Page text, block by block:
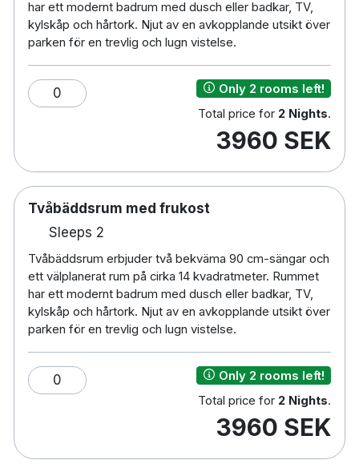
Restaurang
Gratis parkering
Laddstation för elbilar
Husdjursvänligt (
350
Extrasäng
Te/kaffepå
TV
Minibar
Hårtork
har ett modernt badrum med dusch eller badkar, TV,
kylskåp och hårtork. Njut av en avkopplande utsikt över
parken för en trevlig och lugn vistelse.
0
Only 2 rooms left!
Total price for 2 Nights.
3960 SEK
Tvåbäddsrum med frukost
Sleeps 2
Tvåbäddsrum erbjuder två bekväma 90 cm-sängar och
ett välplanerat rum på cirka 14 kvadratmeter. Rummet
har ett modernt badrum med dusch eller badkar, TV,
kylskåp och hårtork. Njut av en avkopplande utsikt över
parken för en trevlig och lugn vistelse.
0
Only 2 rooms left!
Total price for 2 Nights.
3960 SEK